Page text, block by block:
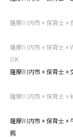
薩摩川内市 × 保育士 ×
薩摩川内市 × 保育士 ×
OK
薩摩川内市 × 保育士 ×
薩摩川内市 × 保育士 ×
薩摩川内市 × 保育士 ×
務